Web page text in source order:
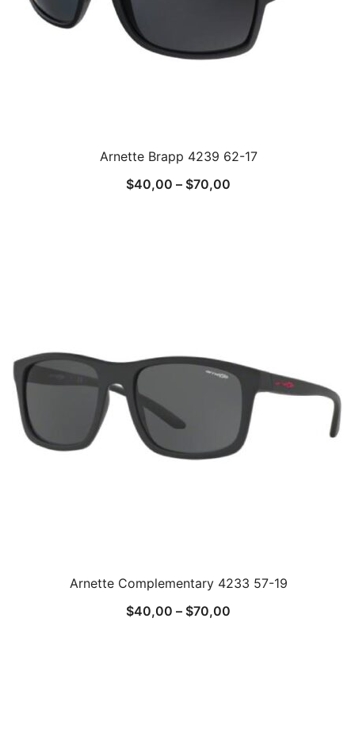
Arnette Brapp 4239 62-17
$40,00 – $70,00
Arnette Complementary 4233 57-19
$40,00 – $70,00